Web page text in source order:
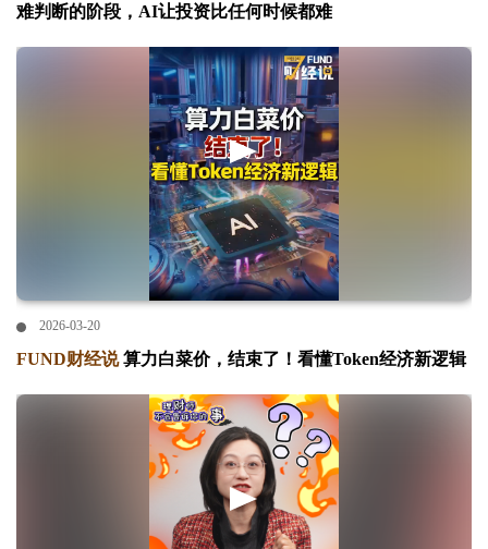
难判断的阶段，AI让投资比任何时候都难
2026-03-20
FUND财经说算力白菜价，结束了！看懂Token经济新逻辑